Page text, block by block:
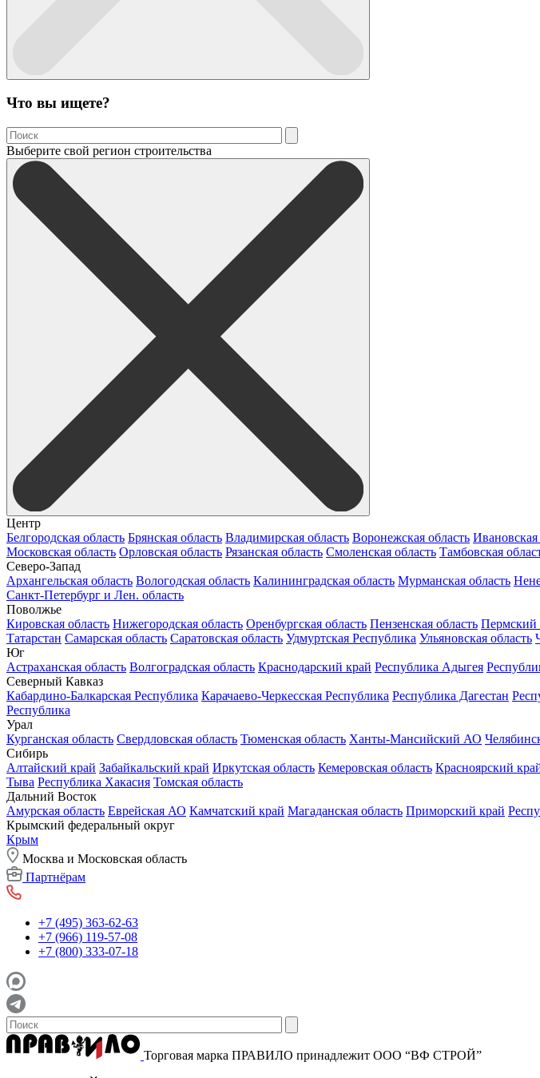
Что вы ищете?
Выберите свой регион строительства
Центр
Белгородская область Брянская область Владимирская область Воронежская область Ивановская
Московская область Орловская область Рязанская область Смоленская область Тамбовская
Северо-Запад
Архангельская область Вологодская область Калининградская область Мурманская область
Санкт-Петербург и Лен. область
Поволжье
Кировская область Нижегородская область Оренбургская область Пензенская область Пермский
Татарстан Самарская область Саратовская область Удмуртская Республика Ульяновская область
Юг
Астраханская область Волгоградская область Краснодарский край Республика Адыгея
Северный Кавказ
Кабардино-Балкарская Республика Карачаево-Черкесская Республика Республика Дагестан
Республика
Урал
Курганская область Свердловская область Тюменская область Ханты-Мансийский АО
Сибирь
Алтайский край Забайкальский край Иркутская область Кемеровская область Красноярский
Тыва Республика Хакасия Томская область
Дальний Восток
Амурская область Еврейская АО Камчатский край Магаданская область Приморский край
Крымский федеральный округ
Крым
Москва и Московская область
Партнёрам
+7 (495) 363-62-63
+7 (966) 119-57-08
+7 (800) 333-07-18
Торговая марка ПРАВИЛО принадлежит ООО “ВФ СТРОЙ”